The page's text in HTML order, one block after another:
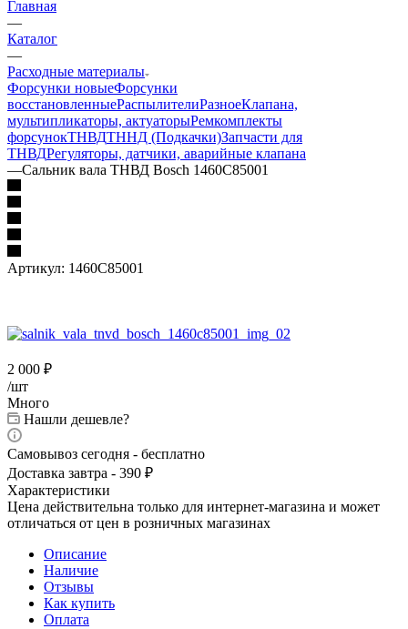
Главная
—
Каталог
—
Расходные материалы
Форсунки новыеФорсунки
восстановленныеРаспылителиРазноеКлапана,
мультипликаторы, актуаторыРемкомплекты
форсунокТНВДТННД (Подкачки)Запчасти для
ТНВДРегуляторы, датчики, аварийные клапана
—Сальник вала ТНВД Bosch 1460C85001
Артикул: 1460C85001
2 000 ₽
/шт
Много
Нашли дешевле?
Самовывоз сегодня - бесплатно
Доставка завтра - 390 ₽
Характеристики
Цена действительна только для интернет-магазина и может
отличаться от цен в розничных магазинах
Описание
Наличие
Отзывы
Как купить
Оплата